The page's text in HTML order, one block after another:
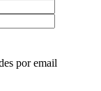
por email